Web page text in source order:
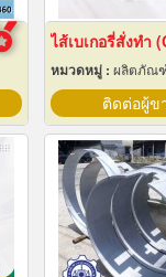
หมวดหมู่ : ผลิตภัณ
ติดต่อผู้ข